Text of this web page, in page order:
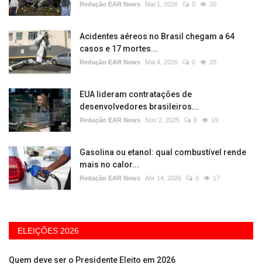
Redação EAR News Mai 1, 2026 0 20
Acidentes aéreos no Brasil chegam a 64
casos e 17 mortes...
Redação EAR News Mai 4, 2026 0 20
EUA lideram contratações de
desenvolvedores brasileiros...
Redação EAR News Nov 2, 2025 0 19
Gasolina ou etanol: qual combustível rende
mais no calor...
Redação EAR News Abr 14, 2026 0 17
ELEIÇÕES 2026
Quem deve ser o Presidente Eleito em 2026